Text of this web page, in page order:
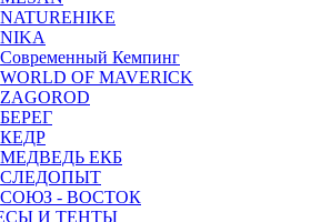
NATUREHIKE
NIKA
Современный Кемпинг
WORLD OF MAVERICK
ZAGOROD
БЕРЕГ
КЕДР
МЕДВЕДЬ ЕКБ
СЛЕДОПЫТ
СОЮЗ - ВОСТОК
И ТЕНТЫ